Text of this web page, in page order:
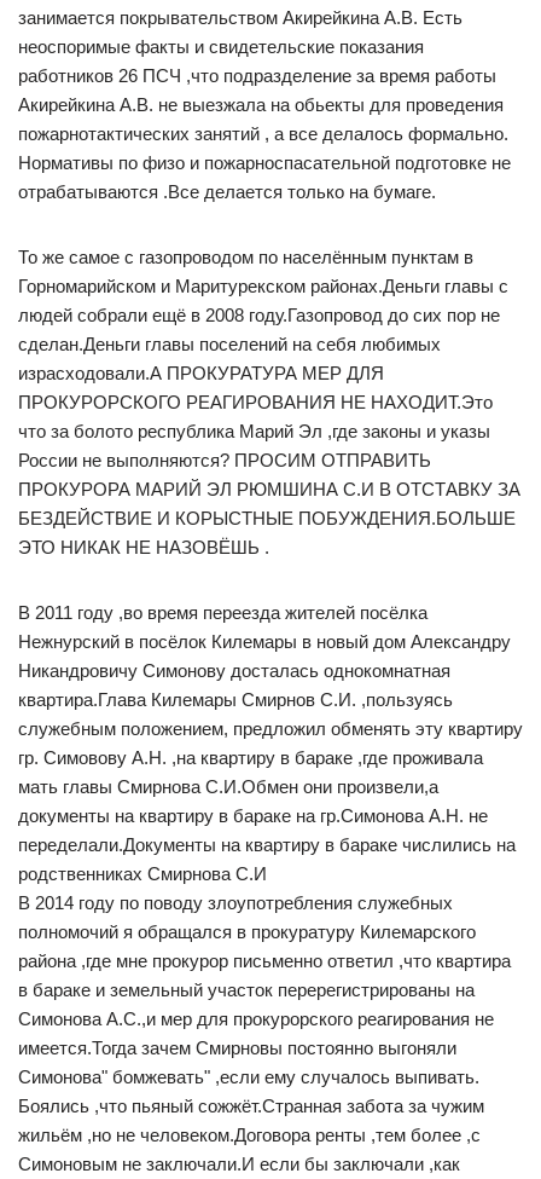
занимается покрывательством Акирейкина А.В. Есть
неоспоримые факты и свидетельские показания
работников 26 ПСЧ ,что подразделение за время работы
Акирейкина А.В. не выезжала на обьекты для проведения
пожарнотактических занятий , а все делалось формально.
Нормативы по физо и пожарноспасательной подготовке не
отрабатываются .Все делается только на бумаге.
То же самое с газопроводом по населённым пунктам в
Горномарийском и Маритурекском районах.Деньги главы с
людей собрали ещё в 2008 году.Газопровод до сих пор не
сделан.Деньги главы поселений на себя любимых
израсходовали.А ПРОКУРАТУРА МЕР ДЛЯ
ПРОКУРОРСКОГО РЕАГИРОВАНИЯ НЕ НАХОДИТ.Это
что за болото республика Марий Эл ,где законы и указы
России не выполняются? ПРОСИМ ОТПРАВИТЬ
ПРОКУРОРА МАРИЙ ЭЛ РЮМШИНА С.И В ОТСТАВКУ ЗА
БЕЗДЕЙСТВИЕ И КОРЫСТНЫЕ ПОБУЖДЕНИЯ.БОЛЬШЕ
ЭТО НИКАК НЕ НАЗОВЁШЬ .
В 2011 году ,во время переезда жителей посёлка
Нежнурский в посёлок Килемары в новый дом Александру
Никандровичу Симонову досталась однокомнатная
квартира.Глава Килемары Смирнов С.И. ,пользуясь
служебным положением, предложил обменять эту квартиру
гр. Симовову А.Н. ,на квартиру в бараке ,где проживала
мать главы Смирнова С.И.Обмен они произвели,а
документы на квартиру в бараке на гр.Симонова А.Н. не
переделали.Документы на квартиру в бараке числились на
родственниках Смирнова С.И
В 2014 году по поводу злоупотребления служебных
полномочий я обращался в прокуратуру Килемарского
района ,где мне прокурор письменно ответил ,что квартира
в бараке и земельный участок перерегистрированы на
Симонова А.С.,и мер для прокурорского реагирования не
имеется.Тогда зачем Смирновы постоянно выгоняли
Симонова" бомжевать" ,если ему случалось выпивать.
Боялись ,что пьяный сожжёт.Странная забота за чужим
жильём ,но не человеком.Договора ренты ,тем более ,с
Симоновым не заключали.И если бы заключали ,как